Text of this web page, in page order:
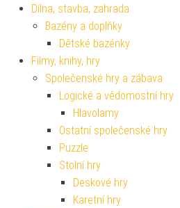
Dílna, stavba, zahrada
Bazény a doplňky
Dětské bazénky
Filmy, knihy, hry
Společenské hry a zábava
Logické a vědomostní hry
Hlavolamy
Ostatní společenské hry
Puzzle
Stolní hry
Deskové hry
Karetní hry